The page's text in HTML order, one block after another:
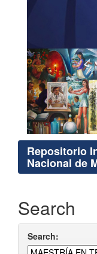
Repositorio
Nacional de
Search
Search: